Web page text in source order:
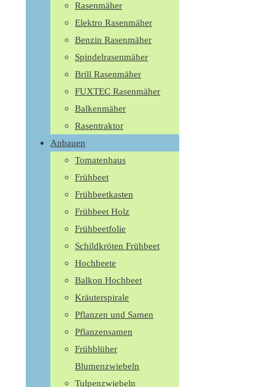
Rasenmäher
Elektro Rasenmäher
Benzin Rasenmäher
Spindelrasenmäher
Brill Rasenmäher
FUXTEC Rasenmäher
Balkenmäher
Rasentraktor
Anbauen
Tomatenhaus
Frühbeet
Frühbeetkasten
Frühbeet Holz
Frühbeetfolie
Schildkröten Frühbeet
Hochbeete
Balkon Hochbeet
Kräuterspirale
Pflanzen und Samen
Pflanzensamen
Frühblüher
Blumenzwiebeln
Tulpenzwiebeln